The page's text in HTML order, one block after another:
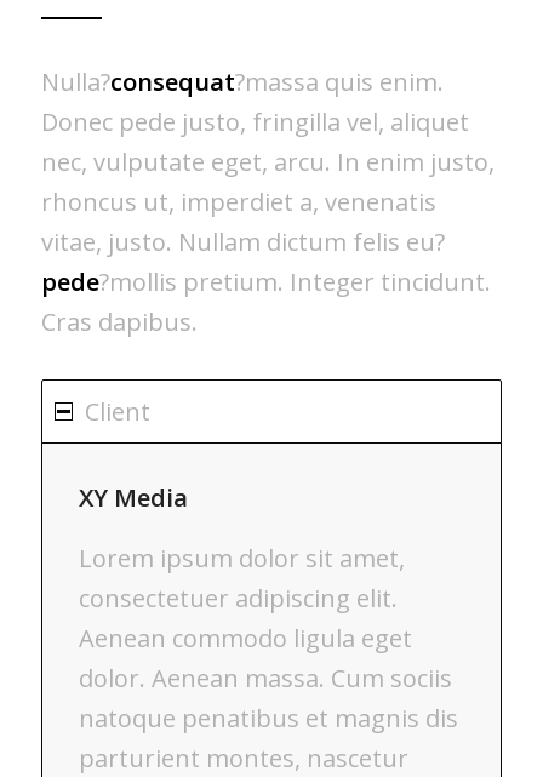
Nulla?consequat?massa quis enim.
Donec pede justo, fringilla vel, aliquet
nec, vulputate eget, arcu. In enim justo,
rhoncus ut, imperdiet a, venenatis
vitae, justo. Nullam dictum felis eu?
pede?mollis pretium. Integer tincidunt.
Cras dapibus.
Client
XY Media
Lorem ipsum dolor sit amet,
consectetuer adipiscing elit.
Aenean commodo ligula eget
dolor. Aenean massa. Cum sociis
natoque penatibus et magnis dis
parturient montes, nascetur